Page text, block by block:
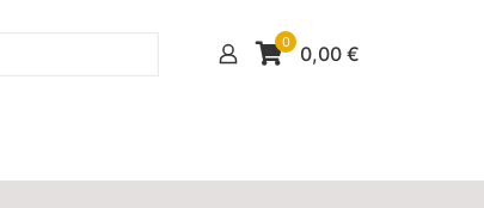
0 0,00 €